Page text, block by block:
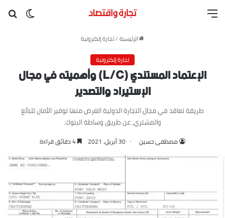
القائمة
الرئيسية /تجارة إلكترونية
تجارة إلكترونية
الإعتماد المستندي (L/C) وأهميته في مجال
الإستيراد والتصدير
طريقة تعاقد في مجال التجارة الدولية الغرض منها توفير الأمان للبائع
والمشتري، عن طريق وساطة البنوك.
مصطفى حسين 30 أبريل، 2021